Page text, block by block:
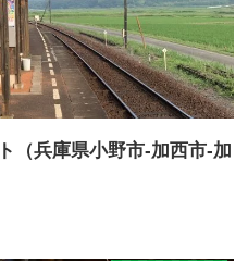
（兵庫県小野市-加西市-加